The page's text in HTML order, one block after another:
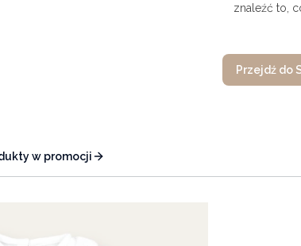
znaleźć to,
Przejdź do
w promocji